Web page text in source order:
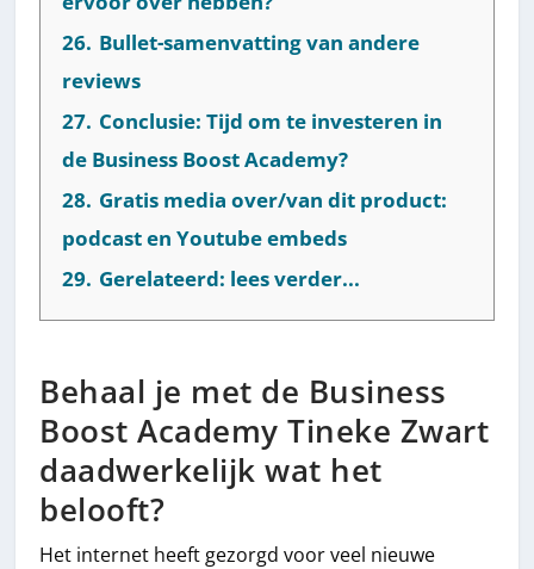
26. Bullet-samenvatting van andere
reviews
27. Conclusie: Tijd om te investeren in
de Business Boost Academy?
28. Gratis media over/van dit product:
podcast en Youtube embeds
29. Gerelateerd: lees verder...
Behaal je met de Business
Boost Academy Tineke Zwart
daadwerkelijk wat het
belooft?
Het internet heeft gezorgd voor veel nieuwe